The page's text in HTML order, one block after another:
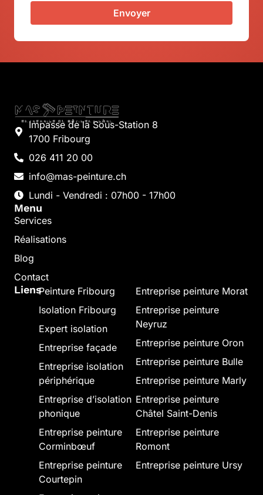
Envoyer
Impasse de la Sous-Station 8
1700 Fribourg
026 411 20 00
info@mas-peinture.ch
Lundi - Vendredi : 07h00 - 17h00
Menu
Services
Réalisations
Blog
Contact
LiensPeinture Fribourg
Isolation Fribourg
Expert isolation
Entreprise façade
Entreprise isolation
périphérique
Entreprise d’isolation
phonique
Entreprise peinture
Corminbœuf
Entreprise peinture
Courtepin
Entreprise peinture Morat
Entreprise peinture
Neyruz
Entreprise peinture Oron
Entreprise peinture Bulle
Entreprise peinture Marly
Entreprise peinture
Châtel Saint-Denis
Entreprise peinture
Romont
Entreprise peinture Ursy